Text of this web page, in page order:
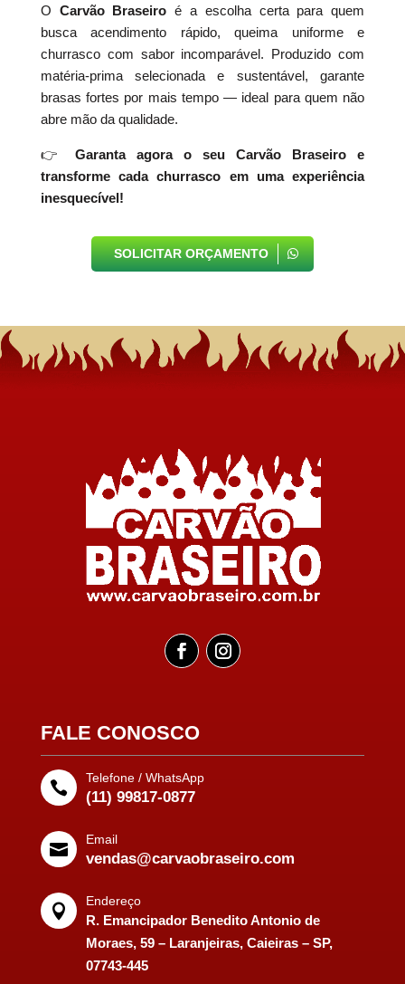
O Carvão Braseiro é a escolha certa para quem
busca acendimento rápido, queima uniforme e
churrasco com sabor incomparável. Produzido com
matéria-prima selecionada e sustentável, garante
brasas fortes por mais tempo — ideal para quem não
abre mão da qualidade.
👉
Garanta agora o seu Carvão Braseiro e
transforme cada churrasco em uma experiência
inesquecível!
SOLICITAR ORÇAMENTO
FALE CONOSCO

Telefone / WhatsApp
(11) 99817-0877

Email
vendas@carvaobraseiro.com

Endereço
R. Emancipador Benedito Antonio de
Moraes, 59 – Laranjeiras, Caieiras – SP,
07743-445